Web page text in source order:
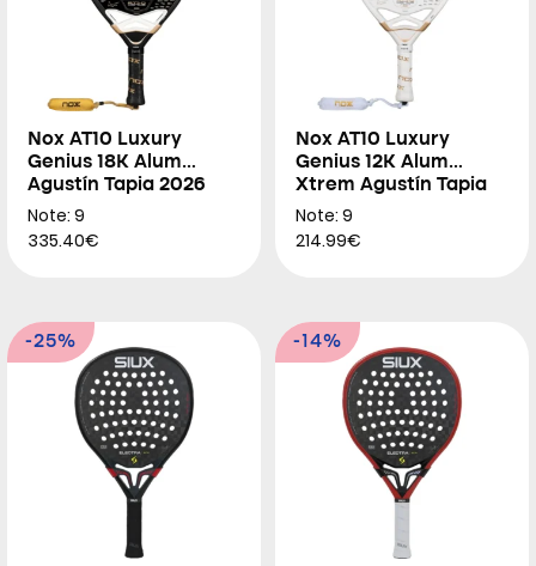
Nox AT10 Luxury
Genius 18K Alum
Agustín Tapia 2026
Note: 9
335.40€
Nox AT10 Luxury
Genius 12K Alum
Xtrem Agustín Tapia
2026
Note: 9
214.99€
-25% -14%